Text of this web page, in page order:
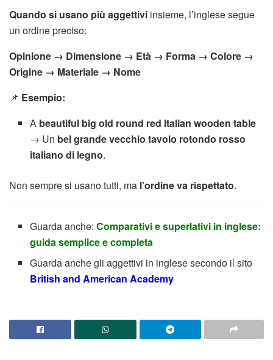
Quando si usano più aggettivi insieme, l’inglese segue
un ordine preciso:
Opinione → Dimensione → Età → Forma → Colore →
Origine → Materiale → Nome
📌 Esempio:
A beautiful big old round red Italian wooden table
→ Un bel grande vecchio tavolo rotondo rosso
italiano di legno.
Non sempre si usano tutti, ma l’ordine va rispettato.
Guarda anche:Comparativi e superlativi in inglese:
guida semplice e completa
Guarda anche gli aggettivi in inglese secondo il sito
British and American Academy